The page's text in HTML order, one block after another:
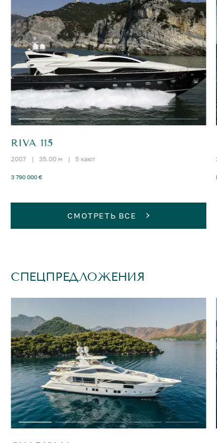
RIVA 115
2007 | 35.00 м | 5 кают
3 790 000 €
СМОТРЕТЬ ВСЕ
СПЕЦПРЕДЛОЖЕНИЯ